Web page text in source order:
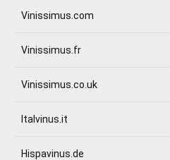
Vinissimus.com
Vinissimus.fr
Vinissimus.co.uk
Italvinus.it
Hispavinus.de